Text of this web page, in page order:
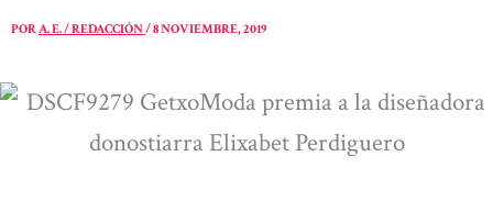
PORA. E. / REDACCIÓN/8 NOVIEMBRE, 2019